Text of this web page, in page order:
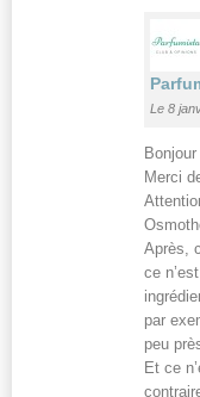
Le 8
Merci
Après,
ce
par
peu
Et ce